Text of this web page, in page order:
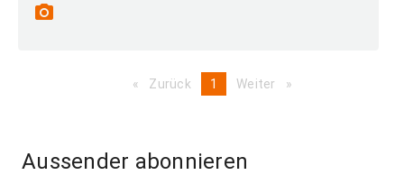
photo_camera
Zurück pageYou're
1 Weiter page
Aussender abonnieren